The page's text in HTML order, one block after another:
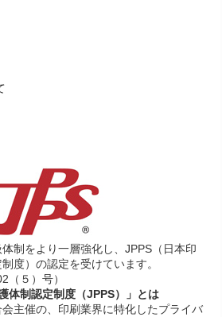
制をより一層強化し、JPPS（日本印
度）の認定を受けています。
（５）号）
体制認定制度（JPPS）」とは
主催の、印刷業界に特化したプライバ